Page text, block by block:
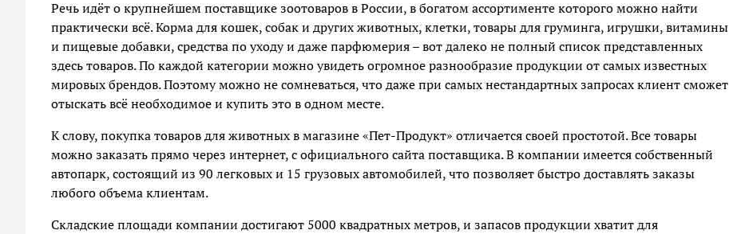
Речь идёт о крупнейшем поставщике зоотоваров в России, в богатом ассортименте которого можно найти
практически всё. Корма для кошек, собак и других животных, клетки, товары для груминга, игрушки, витамины
и пищевые добавки, средства по уходу и даже парфюмерия – вот далеко не полный список представленных
здесь товаров. По каждой категории можно увидеть огромное разнообразие продукции от самых известных
мировых брендов. Поэтому можно не сомневаться, что даже при самых нестандартных запросах клиент сможет
отыскать всё необходимое и купить это в одном месте.
К слову, покупка товаров для животных в магазине «Пет-Продукт» отличается своей простотой. Все товары
можно заказать прямо через интернет, с официального сайта поставщика. В компании имеется собственный
автопарк, состоящий из 90 легковых и 15 грузовых автомобилей, что позволяет быстро доставлять заказы
любого объема клиентам.
Складские площади компании достигают 5000 квадратных метров, и запасов продукции хватит для